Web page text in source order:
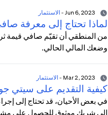
Jun 6, 2023
-الاستثمار
لماذا تحتاج إلى معرفة
من المنطقي أن تقيّم صافي قيمة
وضعك المالي الحالي.
Mar 2, 2023
-الاستثمار
كيفية التقديم على سيتي
في بعض الأحيان، قد تحتاج إلى
إلى شريك موثوق للحصول على